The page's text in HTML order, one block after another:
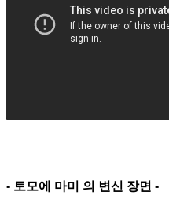
- 토모에 마미 의 변신 장면 -